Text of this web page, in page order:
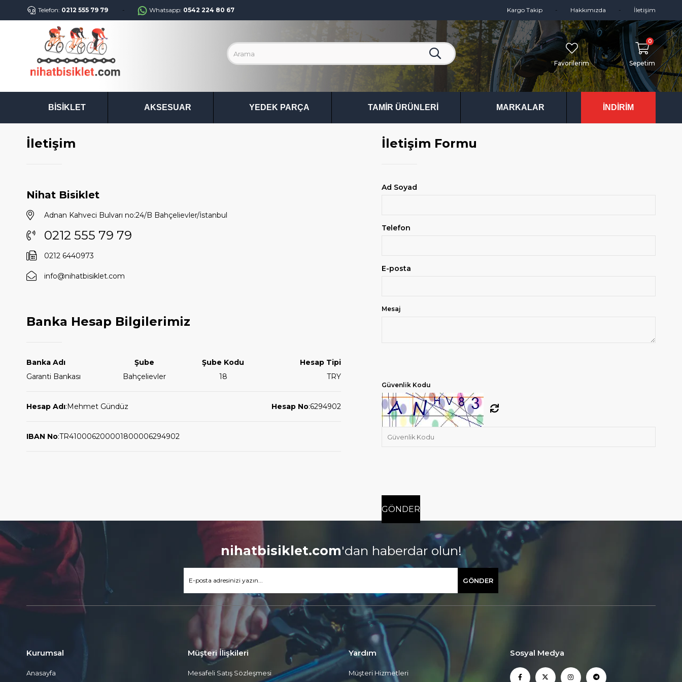
Telefon: 0212 555 79 79 Whatsapp: 0542 224 80 67 Kargo Takip Hakkımızda İletişim
Sepetim
0
Favorilerim
BISIKLET AKSESUAR YEDEK PARÇA TAMIR ÜRÜNLERI MARKALAR İNDİRİM
İletişim
Nihat Bisiklet
Adnan Kahveci Bulvarı no:24/B Bahçelievler/İstanbul
0212 555 79 79
0212 6440973
info@nihatbisiklet.com
Banka Hesap Bilgilerimiz
Banka Adı
Garanti Bankası
Şube
Bahçelievler
Şube Kodu
18
Hesap Tipi
TRY
Hesap Adı:Mehmet Gündüz Hesap No:6294902
IBAN No:TR410006200001800006294902
İletişim Formu
Ad Soyad
Telefon
E-posta
Mesaj
Güvenlik Kodu
nihatbisiklet.com'dan haberdar olun!
GÖNDER
Kurumsal
Anasayfa
Müşteri İlişkileri
Mesafeli Satış Sözleşmesi
Yardım
Müşteri Hizmetleri
Sosyal Medya